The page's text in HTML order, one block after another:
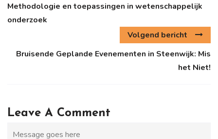
Methodologie en toepassingen in wetenschappelijk
onderzoek
Volgend bericht
Bruisende Geplande Evenementen in Steenwijk: Mis
het Niet!
Leave A Comment